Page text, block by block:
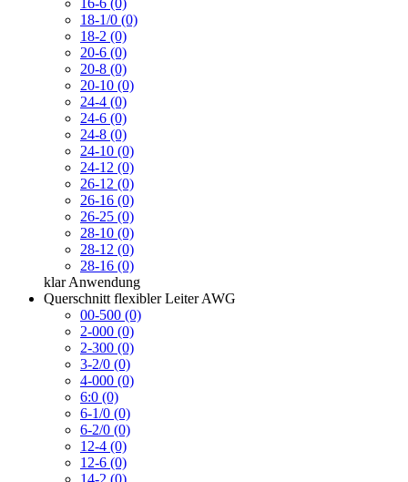
18-1/0 (0)
18-2 (0)
20-6 (0)
20-8 (0)
20-10 (0)
24-4 (0)
24-6 (0)
24-8 (0)
24-10 (0)
24-12 (0)
26-12 (0)
26-16 (0)
26-25 (0)
28-10 (0)
28-12 (0)
28-16 (0)
klar Anwendung
Querschnitt flexibler Leiter AWG
00-500 (0)
2-000 (0)
2-300 (0)
3-2/0 (0)
4-000 (0)
6:0 (0)
6-1/0 (0)
6-2/0 (0)
12-4 (0)
12-6 (0)
14-2 (0)